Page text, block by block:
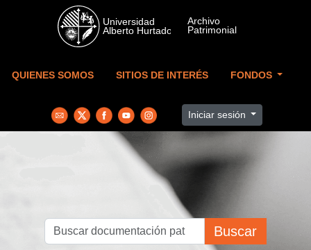
Skip to main content
QUIENES SOMOS SITIOS DE INTERÉS FONDOS
Iniciar sesión
Buscar